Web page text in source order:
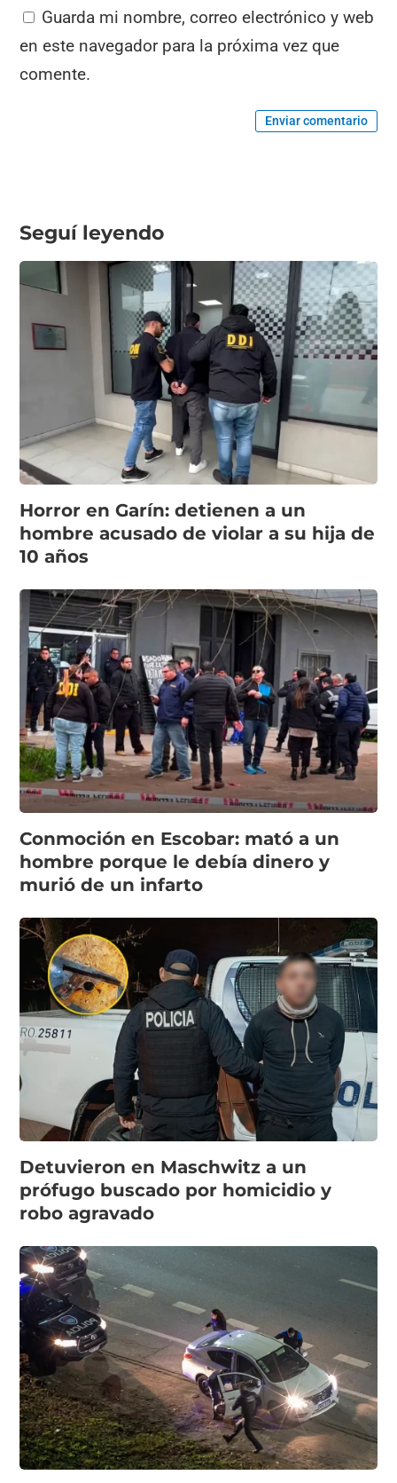
Guarda mi nombre, correo electrónico y web
en este navegador para la próxima vez que
comente.
Enviar comentario
Seguí leyendo
Horror en Garín: detienen a un
hombre acusado de violar a su hija de
10 años
Conmoción en Escobar: mató a un
hombre porque le debía dinero y
murió de un infarto
Detuvieron en Maschwitz a un
prófugo buscado por homicidio y
robo agravado